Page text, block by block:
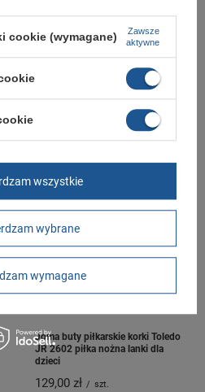
Joma buty piłkarskie korki
dziecięce Toledo JR na murawę i
129,00 zł / szt.
+ Dodaj do porównania
Joma buty piłkarskie korki Toledo
JR 2602 piłka nożna lanki dla
dzieci
129,00 zł / szt.
cookie (wymagane)
Zawsze
aktywne
wybrane
wymagane
wszystkie